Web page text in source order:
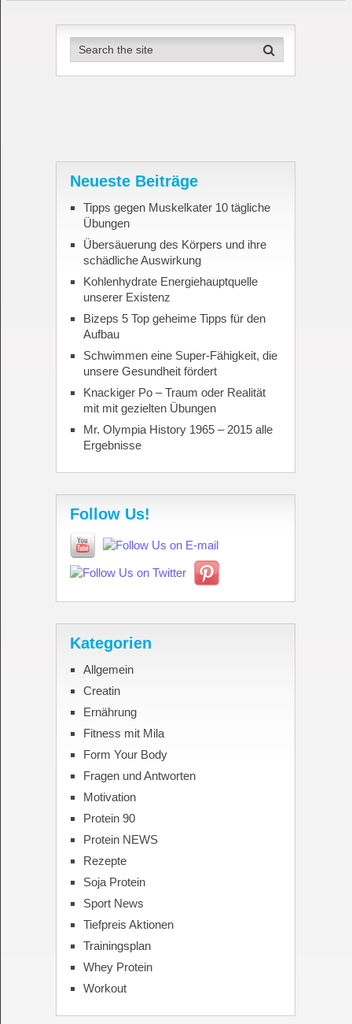
Neueste Beiträge
Tipps gegen Muskelkater 10 tägliche
Übungen
Übersäuerung des Körpers und ihre
schädliche Auswirkung
Kohlenhydrate Energiehauptquelle
unserer Existenz
Bizeps 5 Top geheime Tipps für den
Aufbau
Schwimmen eine Super-Fähigkeit, die
unsere Gesundheit fördert
Knackiger Po – Traum oder Realität
mit mit gezielten Übungen
Mr. Olympia History 1965 – 2015 alle
Ergebnisse
Follow Us!
Kategorien
Allgemein
Creatin
Ernährung
Fitness mit Mila
Form Your Body
Fragen und Antworten
Motivation
Protein 90
Protein NEWS
Rezepte
Soja Protein
Sport News
Tiefpreis Aktionen
Trainingsplan
Whey Protein
Workout